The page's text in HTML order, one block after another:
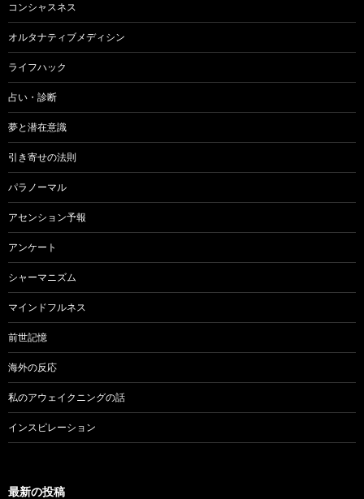
コンシャスネス
オルタナティブメディシン
ライフハック
占い・診断
夢と潜在意識
引き寄せの法則
パラノーマル
アセンション予報
アンケート
シャーマニズム
マインドフルネス
前世記憶
海外の反応
私のアウェイクニングの話
インスピレーション
最新の投稿